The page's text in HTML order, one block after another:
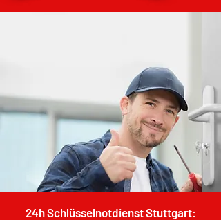
Mehr Infos
24h Schlüsselnotdienst Stuttgart: